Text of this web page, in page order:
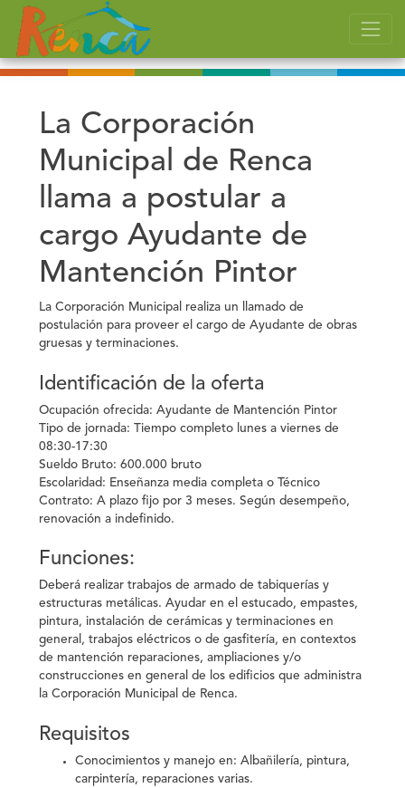
La Corporación
Municipal de Renca
llama a postular a
cargo Ayudante de
Mantención Pintor
La Corporación Municipal realiza un llamado de
postulación para proveer el cargo de Ayudante de obras
gruesas y terminaciones.
Identificación de la oferta
Ocupación ofrecida: Ayudante de Mantención Pintor
Tipo de jornada: Tiempo completo lunes a viernes de
08:30-17:30
Sueldo Bruto: 600.000 bruto
Escolaridad: Enseñanza media completa o Técnico
Contrato: A plazo fijo por 3 meses. Según desempeño,
renovación a indefinido.
Funciones:
Deberá realizar trabajos de armado de tabiquerías y
estructuras metálicas. Ayudar en el estucado, empastes,
pintura, instalación de cerámicas y terminaciones en
general, trabajos eléctricos o de gasfitería, en contextos
de mantención reparaciones, ampliaciones y/o
construcciones en general de los edificios que administra
la Corporación Municipal de Renca.
Requisitos
Conocimientos y manejo en: Albañilería, pintura,
carpintería, reparaciones varias.